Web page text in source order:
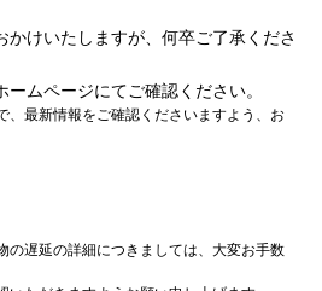
かけいたしますが、何卒ご了承くださ
ムページにてご確認ください。
最新情報をご確認くださいますよう、お
の遅延の詳細につきましては、大変お手数